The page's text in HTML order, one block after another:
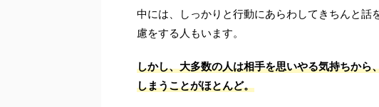
中には、しっかりと行動にあらわしてきちんと
慮をする人もいます。
しかし、大多数の人は相手を思いやる気持ちか
しまうことがほとんど。